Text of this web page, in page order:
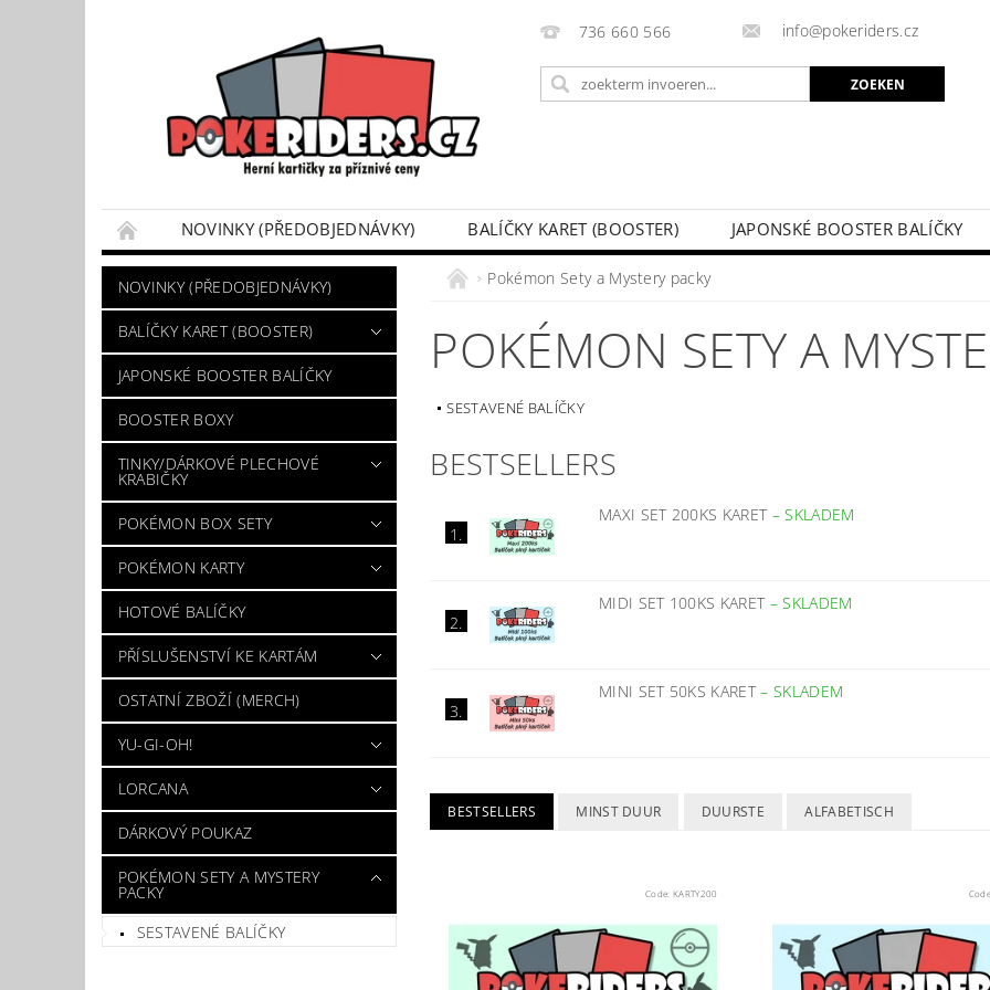
736 660 566 info@pokeriders.cz
NOVINKY (PŘEDOBJEDNÁVKY) BALÍČKY KARET (BOOSTER)
JAPONSKÉ BOOSTER BALÍČKY
POKÉMON BOX SETY
TINKY/DÁRKOVÉ PLECHOVÉ KRABIČKY
VÝKUP POKÉMON KARET
DÁRKOVÝ POUKAZ
NOVINKY (PŘEDOBJEDNÁVKY)
BALÍČKY KARET (BOOSTER)
JAPONSKÉ BOOSTER BALÍČKY
BOOSTER BOXY
TINKY/DÁRKOVÉ PLECHOVÉ
KRABIČKY
POKÉMON BOX SETY
POKÉMON KARTY
HOTOVÉ BALÍČKY
PŘÍSLUŠENSTVÍ KE KARTÁM
OSTATNÍ ZBOŽÍ (MERCH)
YU-GI-OH!
LORCANA
DÁRKOVÝ POUKAZ
POKÉMON SETY A MYSTERY
PACKY
SESTAVENÉ BALÍČKY
Pokémon Sety a Mystery packy
POKÉMON SETY A
SESTAVENÉ BALÍČKY
BESTSELLERS
1.
MAXI SET 200KS KARET –SKLADEM
2.
MIDI SET 100KS KARET –SKLADEM
3.
MINI SET 50KS KARET– SKLADEM
BESTSELLERS MINST DUUR DUURSTE ALFABETISCH
Code: KARTY200